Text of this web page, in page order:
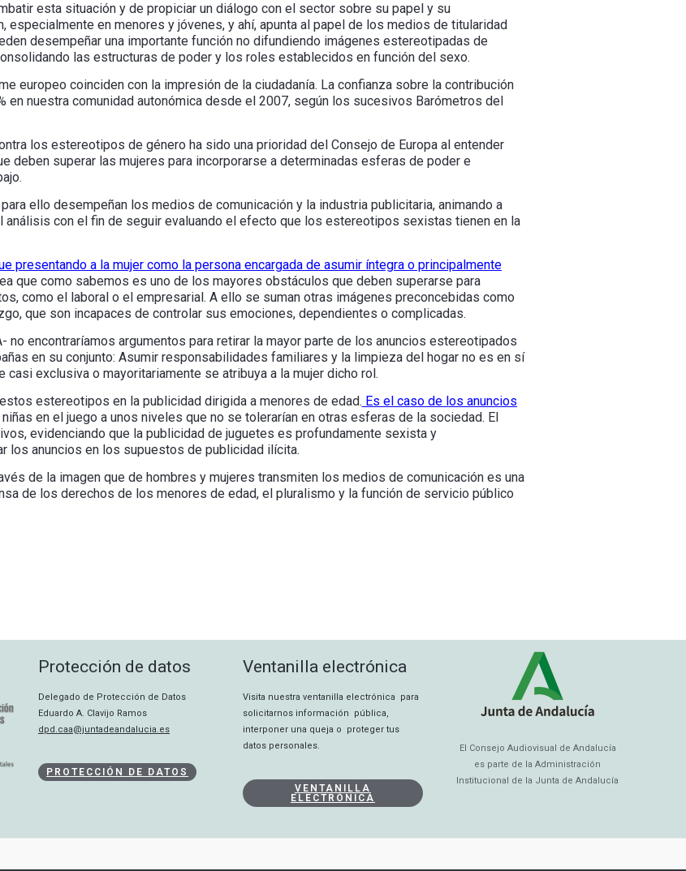
esta situación y de propiciar un diálogo con el sector sobre su papel y su
especialmente en menores y jóvenes, y ahí, apunta al papel de los medios de titularidad
desempeñar una importante función no difundiendo imágenes estereotipadas de
las estructuras de poder y los roles establecidos en función del sexo.
europeo coinciden con la impresión de la ciudadanía. La confianza sobre la contribución
en nuestra comunidad autonómica desde el 2007, según los sucesivos Barómetros del
los estereotipos de género ha sido una prioridad del Consejo de Europa al entender
deben superar las mujeres para incorporarse a determinadas esferas de poder e
ello desempeñan los medios de comunicación y la industria publicitaria, animando a
con el fin de seguir evaluando el efecto que los estereotipos sexistas tienen en la
presentando a la mujer como la persona encargada de asumir íntegra o principalmente
que como sabemos es uno de los mayores obstáculos que deben superarse para
como el laboral o el empresarial. A ello se suman otras imágenes preconcebidas como
que son incapaces de controlar sus emociones, dependientes o complicadas.
no encontraríamos argumentos para retirar la mayor parte de los anuncios estereotipados
en su conjunto: Asumir responsabilidades familiares y la limpieza del hogar no es en sí
exclusiva o mayoritariamente se atribuya a la mujer dicho rol.
estereotipos en la publicidad dirigida a menores de edad. Es el caso de los anuncios
en el juego a unos niveles que no se tolerarían en otras esferas de la sociedad. El
evidenciando que la publicidad de juguetes es profundamente sexista y
los anuncios en los supuestos de publicidad ilícita.
de la imagen que de hombres y mujeres transmiten los medios de comunicación es una
de los derechos de los menores de edad, el pluralismo y la función de servicio público
Protección de datos
Delegado de Protección de Datos
Eduardo A. Clavijo Ramos
dpd.caa@juntadeandalucia.es
PROTECCIÓN DE DATOS
Ventanilla electrónica
Visita nuestra ventanilla electrónica para
solicitarnos información pública,
interponer una queja o proteger tus
datos personales.
VENTANILLA
ELECTRÓNICA
El Consejo Audiovisual de Andalucía
es parte de la Administración
Institucional de la Junta de Andalucía